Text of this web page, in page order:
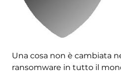
Una cosa non è cambiata
ransomware in tutto il